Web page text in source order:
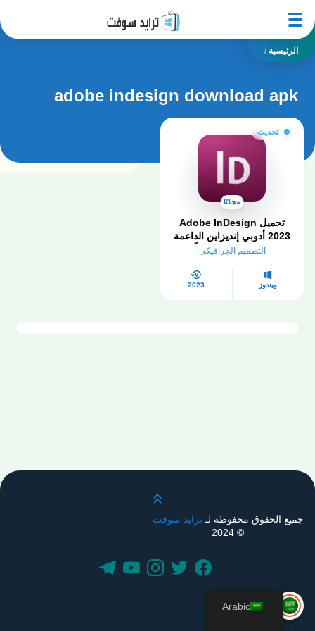
الرئيسية /
adobe indesign download apk
تحديث
مجانًا
تحميل Adobe InDesign
2023 أدوبي إنديزاين الداعمة
للعربية​ كامل مجاناً
التصميم الجرافيكي
ويندوز 2023
قم بالتمرير لأعلى
جميع الحقوق محفوظة لـترايد سوفت
© 2024
Arabic